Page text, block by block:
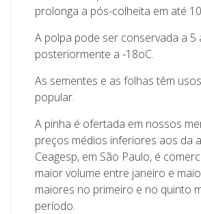
prolonga a pós-colheita em até
A polpa pode ser conservada a 5
posteriormente a -18oC.
As sementes e as folhas têm
popular.
A pinha é ofertada em nossos
preços médios inferiores aos da
Ceagesp, em São Paulo, é
maior volume entre janeiro e
maiores no primeiro e no quinto
período.